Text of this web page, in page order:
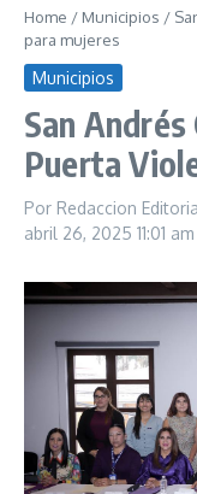
Home / Municipios /
para mujeres
Municipios
San
Puerta
Por Redaccion
abril 26, 2025 11:01 am